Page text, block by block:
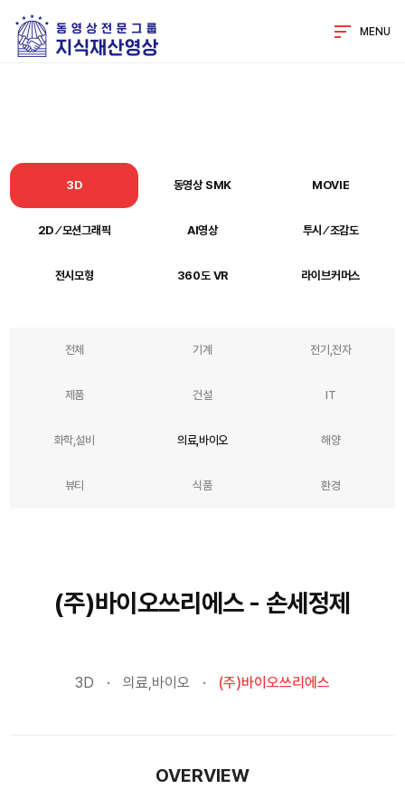
MENU
3D 동영상 SMK MOVIE
2D ⁄ 모션그래픽 AI영상 투시 ⁄ 조감도
전시모형 360도 VR 라이브커머스
전체 기계 전기,전자
제품 건설 IT
화학,설비 의료,바이오 해양
뷰티 식품 환경
(주)바이오쓰리에스 - 손세정제
3D 의료,바이오 (주)바이오쓰리에스
OVERVIEW